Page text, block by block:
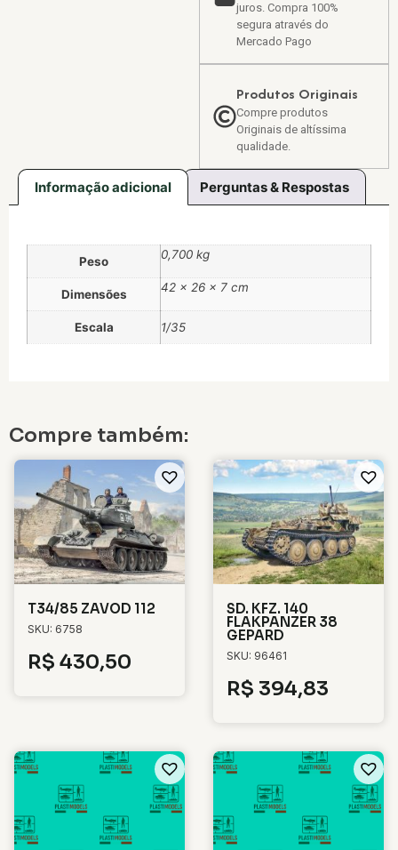
juros. Compra 100%
segura através do
Mercado Pago
Produtos Originais
Compre produtos
Originais de altíssima
qualidade.
Informação adicional Perguntas & Respostas
Peso 0,700 kg
Dimensões 42 × 26 × 7 cm
Escala 1/35
Compre também:
T34/85 ZAVOD 112
SKU: 6758
R$ 430,50
SD. KFZ. 140
FLAKPANZER 38
GEPARD
SKU: 96461
R$ 394,83